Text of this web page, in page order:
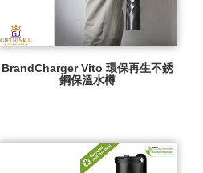
BrandCharger Vito 環保再生不銹
鋼保溫水樽